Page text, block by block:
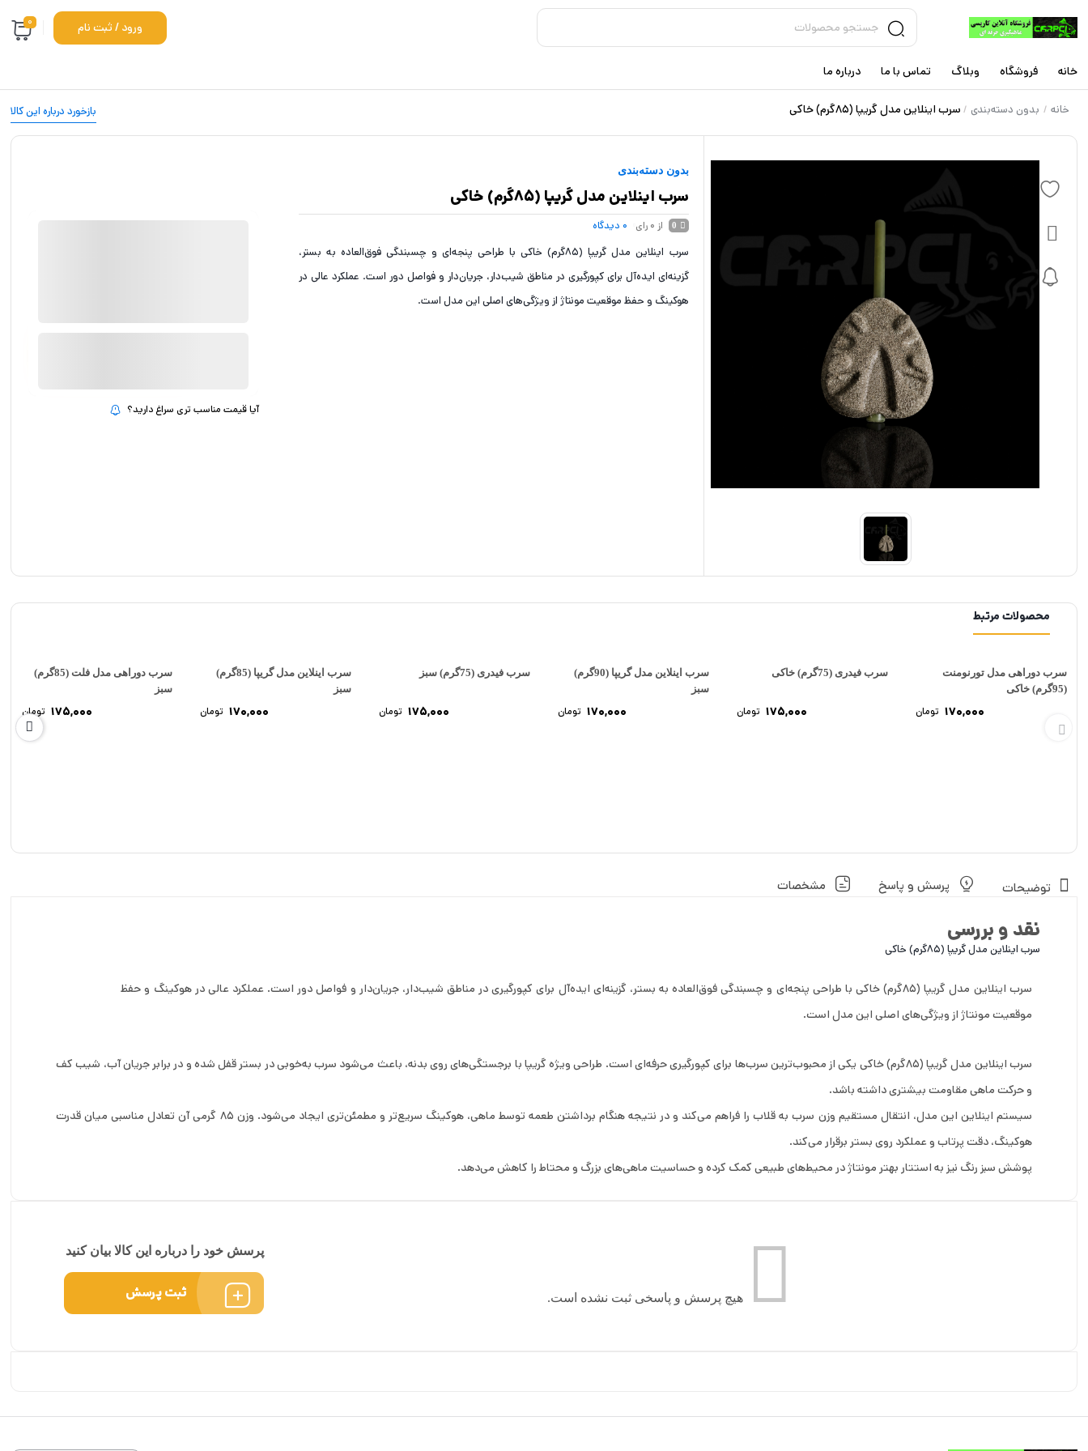
ورود / ثبت نام 0
خانه فروشگاه وبلاگ تماس با ما درباره ما
بازخورد درباره این کالا خانه / بدون دسته‌بندی / سرب اینلاین مدل گریپا (85گرم) خاکی
بدون دسته‌بندی
سرب اینلاین مدل گریپا (85گرم) خاکی
0 از 0 رای 0 دیدگاه
سرب اینلاین مدل گریپا (85گرم) خاکی با طراحی پنجه‌ای و چسبندگی فوق‌العاده به بستر،
گزینه‌ای ایده‌آل برای کپورگیری در مناطق شیب‌دار، جریان‌دار و فواصل دور است. عملکرد عالی در
هوکینگ و حفظ موقعیت مونتاژ از ویژگی‌های اصلی این مدل است.
بروزرسانی قیمت:3 آگوست 2026
(85گرم)
خاکی
آیا قیمت مناسب تری سراغ دارید؟
محصولات مرتبط
سرب دوراهی مدل تورنومنت
(95گرم) خاکی
170,000 تومان
سرب فیدری (75گرم) خاکی
175,000 تومان
سرب اینلاین مدل گریپا (90گرم)
سبز
170,000 تومان
سرب فیدری (75گرم) سبز
175,000 تومان
سرب اینلاین مدل گریپا (85گرم)
سبز
170,000 تومان
سرب دوراهی مدل فلت (85گرم)
سبز
175,000 تومان
توضیحات پرسش و پاسخ مشخصات
نقد و بررسی
سرب اینلاین مدل گریپا (85گرم) خاکی
سرب اینلاین مدل گریپا (85گرم) خاکی با طراحی پنجه‌ای و چسبندگی فوق‌العاده به بستر، گزینه‌ای ایده‌آل برای کپورگیری در مناطق شیب‌دار، جریان‌دار و فواصل دور است. عملکرد عالی در هوکینگ و حفظ
موقعیت مونتاژ از ویژگی‌های اصلی این مدل است.
سرب اینلاین مدل گریپا (85گرم) خاکی یکی از محبوب‌ترین سرب‌ها برای کپورگیری حرفه‌ای است. طراحی ویژه گریپا با برجستگی‌های روی بدنه، باعث می‌شود سرب به‌خوبی در بستر قفل شده و در برابر جریان آب، شیب کف
و حرکت ماهی مقاومت بیشتری داشته باشد.
سیستم اینلاین این مدل، انتقال مستقیم وزن سرب به قلاب را فراهم می‌کند و در نتیجه هنگام برداشتن طعمه توسط ماهی، هوکینگ سریع‌تر و مطمئن‌تری ایجاد می‌شود. وزن 85 گرمی آن تعادل مناسبی میان قدرت
هوکینگ، دقت پرتاب و عملکرد روی بستر برقرار می‌کند.
پوشش سبز رنگ نیز به استتار بهتر مونتاژ در محیط‌های طبیعی کمک کرده و حساسیت ماهی‌های بزرگ و محتاط را کاهش می‌دهد.
هیچ پرسش و پاسخی ثبت نشده است.
پرسش خود را درباره این کالا بیان کنید
ثبت پرسش